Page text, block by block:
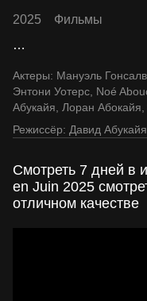
2025
Фильмы
…
Актеры: Мануэль
Энтони Уотерс, Noé
Абукайя, Лоран Абокайя,
Режиссёр: Давид Абукайя
Смотреть 7 дней в
en Juin 2025
отличном качестве